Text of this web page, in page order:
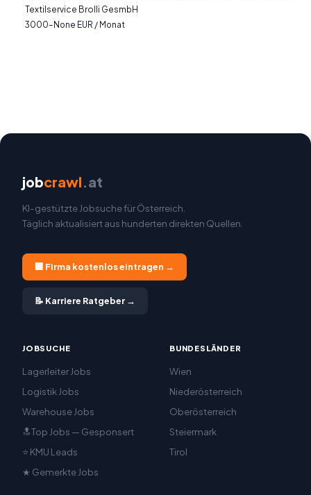
Textilservice Brolli GesmbH
3000–None EUR / Monat
jobcrawl.at
KI-gestützte Jobsuche für Österreich.
Täglich aktualisiert aus hunderten direkten Quellen.
🏢 Firma kostenlos eintragen →
📝 Karriere Ratgeber →
JOBSUCHE
Lagerleiter Jobs
Logistik Jobs
Warehouse Jobs
🔝Top Jobs — Gesponsert
⭐ KMU Leads
★ Gemerkte Jobs
BUNDESLÄNDER
Wien
Niederösterreich
Oberösterreich
Steiermark
Tirol